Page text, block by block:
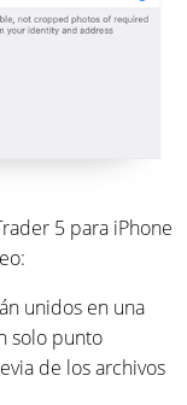
5 para iPhone
unidos en una
solo punto
de los archivos